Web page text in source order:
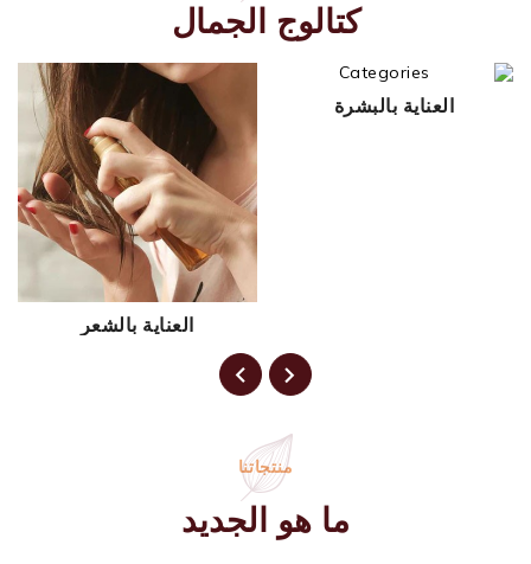
كتالوج الجمال
العناية بالبشرة
العناية بالشعر
منتجاتنا
ما هو الجديد